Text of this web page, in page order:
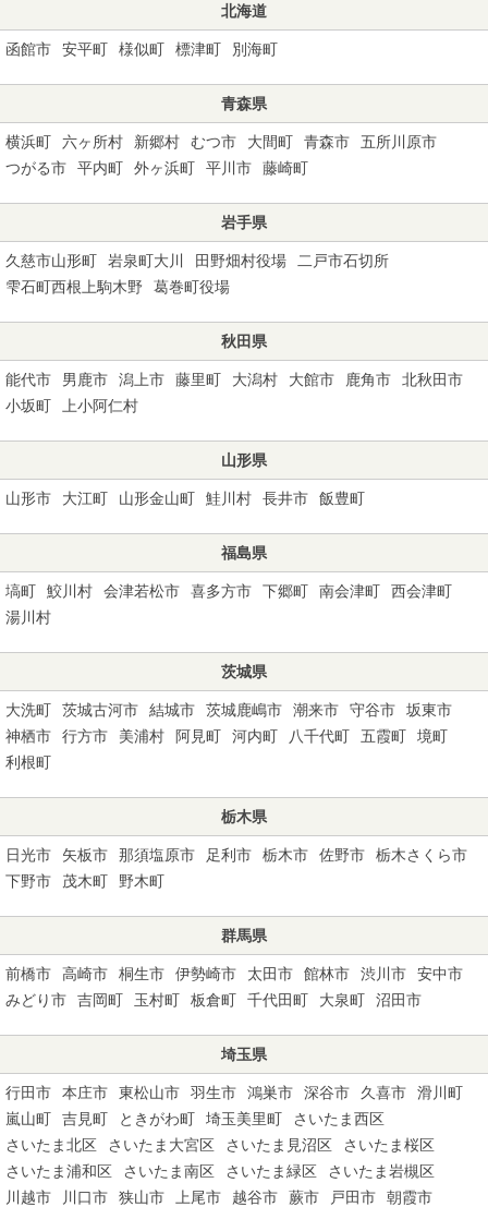
北海道
函館市 安平町 様似町 標津町 別海町
青森県
横浜町 六ヶ所村 新郷村 むつ市 大間町 青森市
五所川原市
つがる市
平内町 外ヶ浜町 平川市 藤崎町
岩手県
久慈市山形町 岩泉町大川 田野畑村役場
二戸市石切所
雫石町西根上駒木野
葛巻町役場
秋田県
能代市 男鹿市 潟上市 藤里町 大潟村 大館市 鹿角市
北秋田市
小坂町
上小阿仁村
山形県
山形市 大江町 山形金山町 鮭川村 長井市 飯豊町
福島県
塙町 鮫川村 会津若松市 喜多方市 下郷町 南会津町
西会津町
湯川村
茨城県
大洗町 茨城古河市 結城市 茨城鹿嶋市 潮来市 守谷市
坂東市
神栖市
行方市 美浦村 阿見町 河内町 八千代町 五霞町
境町
利根町
栃木県
日光市 矢板市 那須塩原市 足利市 栃木市 佐野市
栃木さくら市
下野市
茂木町 野木町
群馬県
前橋市 高崎市 桐生市 伊勢崎市 太田市 館林市 渋川市
安中市
みどり市
吉岡町 玉村町 板倉町 千代田町 大泉町 沼田市
埼玉県
行田市 本庄市 東松山市 羽生市 鴻巣市 深谷市 久喜市
滑川町
嵐山町
吉見町 ときがわ町 埼玉美里町
さいたま西区
さいたま北区
さいたま大宮区 さいたま見沼区
さいたま桜区
さいたま浦和区
さいたま南区 さいたま緑区
さいたま岩槻区
川越市
川口市 狭山市 上尾市 越谷市 蕨市 戸田市
朝霞市